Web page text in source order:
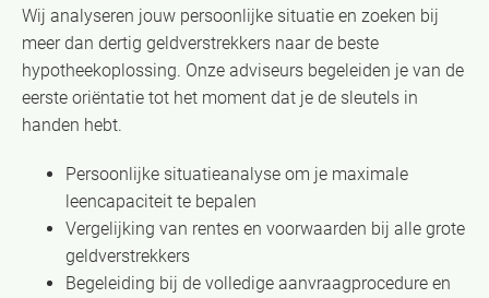
Wij analyseren jouw persoonlijke situatie en zoeken bij
meer dan dertig geldverstrekkers naar de beste
hypotheekoplossing. Onze adviseurs begeleiden je van de
eerste oriëntatie tot het moment dat je de sleutels in
handen hebt.
Persoonlijke situatieanalyse om je maximale
leencapaciteit te bepalen
Vergelijking van rentes en voorwaarden bij alle grote
geldverstrekkers
Begeleiding bij de volledige aanvraagprocedure en